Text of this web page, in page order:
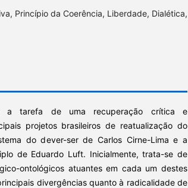
Princípio da Coerência, Liberdade, Dialética,
a tarefa de uma recuperação crítica e
projetos brasileiros de reatualização do
do dever-ser de Carlos Cirne-Lima e a
de Eduardo Luft. Inicialmente, trata-se de
ontológicos atuantes em cada um destes
divergências quanto à radicalidade de